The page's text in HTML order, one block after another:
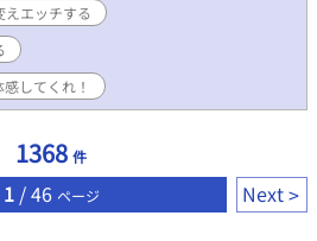
えエッチする
してくれ！
1368 件
1/ 46 ページ Next